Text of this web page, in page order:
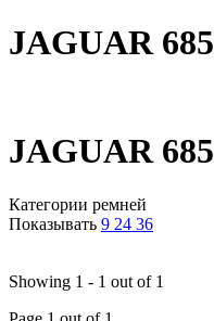
JAGUAR 685
JAGUAR 685
Категории ремней
Показывать 9 24 36
Showing 1 - 1 out of 1